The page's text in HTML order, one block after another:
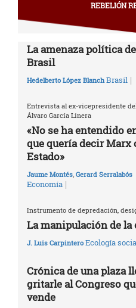
REBELIÓN
La amenaza política
Brasil
Hedelberto López Blanch Brasil |
Entrevista al ex-vicepresidente
Álvaro García Linera
«No se ha entendido
que quería decir Marx
Estado»
Jaume Montés, Gerard Serralabós
Economía |
Instrumento de depredación,
La manipulación de
J. Luis Carpintero Ecología
Crónica de una plaza
gritarle al Congreso
vende